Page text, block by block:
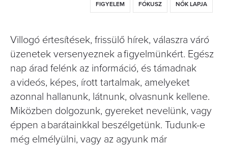
FIGYELEM FÓKUSZ NŐK LAPJA
Villogó értesítések, frissülő hírek, válaszra váró
üzenetek versenyeznek a figyelmünkért. Egész
nap árad felénk az információ, és támadnak
a videós, képes, írott tartalmak, amelyeket
azonnal hallanunk, látnunk, olvasnunk kellene.
Miközben dolgozunk, gyereket nevelünk, vagy
éppen a barátainkkal beszélgetünk. Tudunk-e
még elmélyülni, vagy az agyunk már